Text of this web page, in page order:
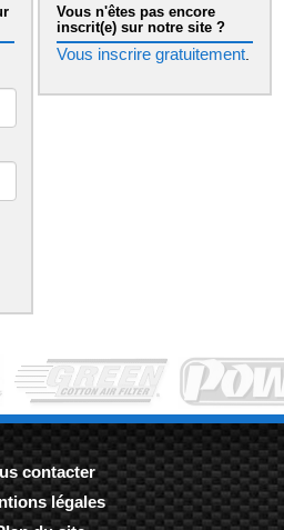
Vous n'êtes pas encore
inscrit(e) sur notre site ?
Vous inscrire gratuitement.
contacter
légales